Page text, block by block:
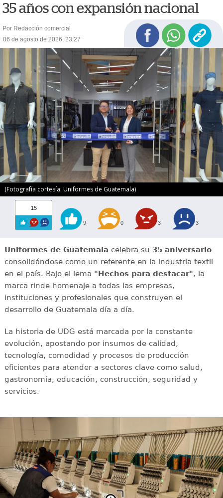
35 años con expansión nacional
Por Redacción comercial
06 de agosto de 2026, 23:27
(Fotografía cortesía: Uniformes de Guatemala)
15
9 0 3 3
Uniformes de Guatemala celebra su 35 aniversario
consolidándose como un referente en la industria textil
en el país. Bajo el lema "Hechos para destacar", la
marca rinde homenaje a todas las empresas,
instituciones y profesionales que construyen el
desarrollo de Guatemala día a día.
La historia de UDG está marcada por la constante
evolución, apostando por insumos de calidad,
tecnología, comodidad y procesos de producción
eficientes para atender a sectores clave como salud,
gastronomía, educación, construcción, seguridad y
servicios.